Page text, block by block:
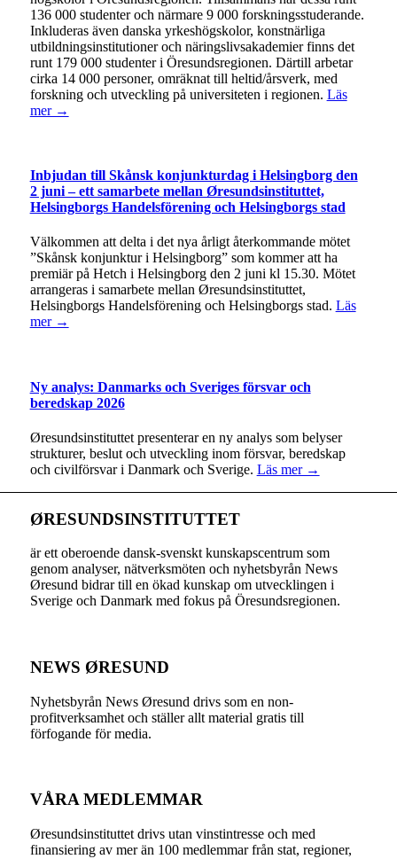
136 000 studenter och närmare 9 000 forskningsstuderande.
Inkluderas även danska yrkeshögskolor, konstnärliga
utbildningsinstitutioner och näringslivsakademier finns det
runt 179 000 studenter i Öresundsregionen. Därtill arbetar
cirka 14 000 personer, omräknat till heltid/årsverk, med
forskning och utveckling på universiteten i regionen. Läs
mer →
Inbjudan till Skånsk konjunkturdag i Helsingborg den
2 juni – ett samarbete mellan Øresundsinstituttet,
Helsingborgs Handelsförening och Helsingborgs stad
Välkommen att delta i det nya årligt återkommande mötet
”Skånsk konjunktur i Helsingborg” som kommer att ha
premiär på Hetch i Helsingborg den 2 juni kl 15.30. Mötet
arrangeras i samarbete mellan Øresundsinstituttet,
Helsingborgs Handelsförening och Helsingborgs stad. Läs
mer →
Ny analys: Danmarks och Sveriges försvar och
beredskap 2026
Øresundsinstituttet presenterar en ny analys som belyser
strukturer, beslut och utveckling inom försvar, beredskap
och civilförsvar i Danmark och Sverige. Läs mer →
ØRESUNDSINSTITUTTET
är ett oberoende dansk-svenskt kunskapscentrum som
genom analyser, nätverksmöten och nyhetsbyrån News
Øresund bidrar till en ökad kunskap om utvecklingen i
Sverige och Danmark med fokus på Öresundsregionen.
NEWS ØRESUND
Nyhetsbyrån News Øresund drivs som en non-
profitverksamhet och ställer allt material gratis till
förfogande för media.
VÅRA MEDLEMMAR
Øresundsinstituttet drivs utan vinst­intresse och med
finansiering av mer än 100 medlemmar från stat, regioner,